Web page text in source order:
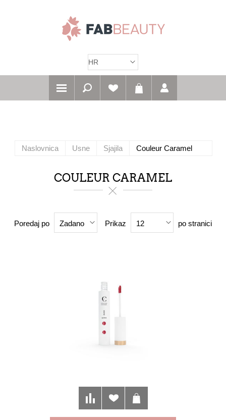
Naslovnica Usne Sjajila Couleur Caramel
COULEUR CARAMEL
Poredaj po Zadano Prikaz 12 po stranici